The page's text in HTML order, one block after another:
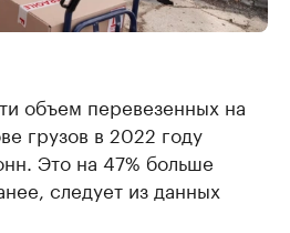
объем перевезенных на
грузов в 2022 году
Это на 47% больше
следует из данных